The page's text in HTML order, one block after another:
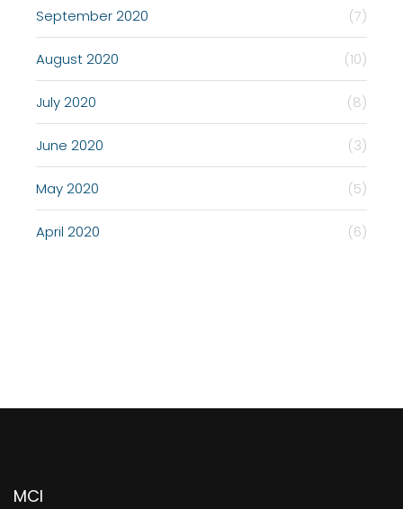
September 2020 (7)
August 2020 (10)
July 2020 (8)
June 2020 (3)
May 2020 (5)
April 2020 (6)
MCI